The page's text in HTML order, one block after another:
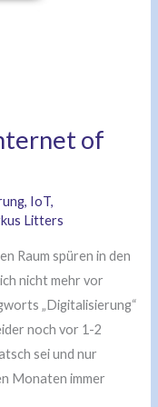
of
, IoT,
Litters
Raum spüren in den
nicht mehr vor
„Digitalisierung“
noch vor 1-2
sei und nur
Monaten immer